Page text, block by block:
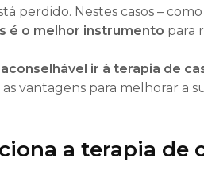
perdido. Nestes casos –
é o melhor instrumento para
ir à terapia de
vantagens para melhorar a
a terapia de